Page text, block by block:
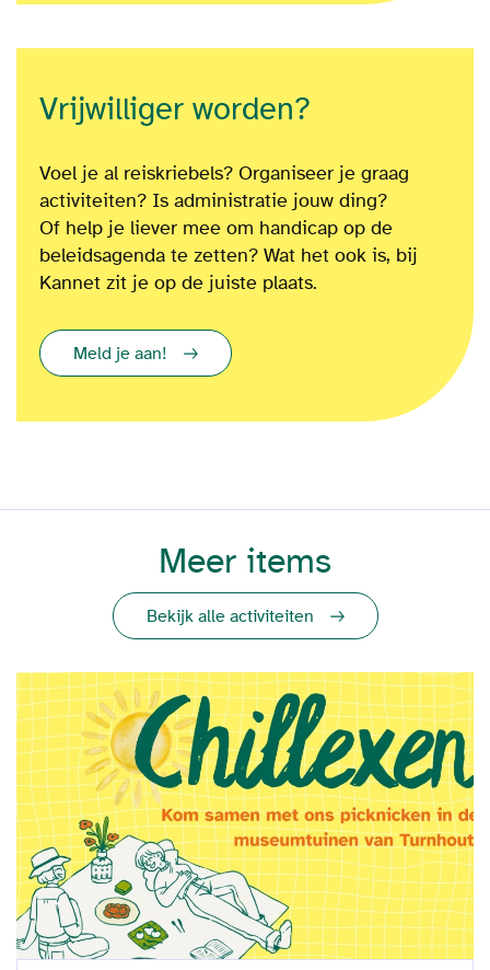
Vrijwilliger worden?
Voel je al reiskriebels? Organiseer je graag
activiteiten? Is administratie jouw ding?
Of help je liever mee om handicap op de
beleidsagenda te zetten? Wat het ook is, bij
Kannet zit je op de juiste plaats.
Meld je aan!
Meer items
Bekijk alle activiteiten